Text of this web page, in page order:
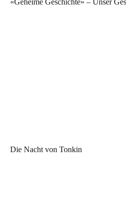
«Geheime Geschichte» – Unser
Die Nacht von Tonkin